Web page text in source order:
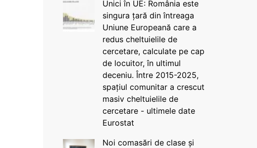
Unici în UE: România este
singura țară din întreaga
Uniune Europeană care a
redus cheltuielile de
cercetare, calculate pe cap
de locuitor, în ultimul
deceniu. Între 2015-2025,
spațiul comunitar a crescut
masiv cheltuielile de
cercetare - ultimele date
Eurostat
Noi comasări de clase și